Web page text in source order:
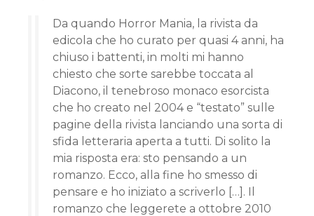
Da quando Horror Mania, la rivista da
edicola che ho curato per quasi 4 anni, ha
chiuso i battenti, in molti mi hanno
chiesto che sorte sarebbe toccata al
Diacono, il tenebroso monaco esorcista
che ho creato nel 2004 e “testato” sulle
pagine della rivista lanciando una sorta di
sfida letteraria aperta a tutti. Di solito la
mia risposta era: sto pensando a un
romanzo. Ecco, alla fine ho smesso di
pensare e ho iniziato a scriverlo […]. Il
romanzo che leggerete a ottobre 2010